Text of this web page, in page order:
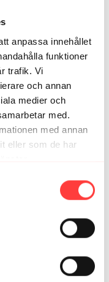
anpassa innehållet
funktioner
trafik. Vi
och annan
medier och
med.
med annan
eller som de har
knuten, eller hur